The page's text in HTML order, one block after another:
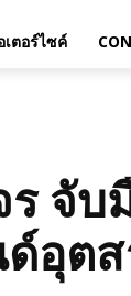
เตอร์ไซค์
จับ
อุตส